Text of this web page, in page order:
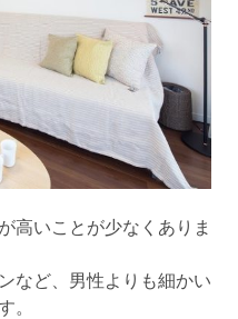
高いことが少なくありま
など、男性よりも細かい
。